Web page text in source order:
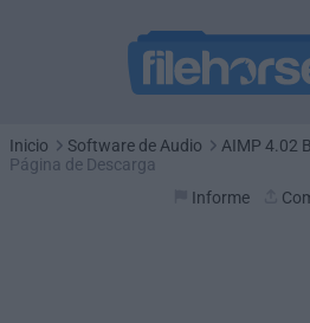
Inicio Software de Audio
AIMP 4.02
Página de Descarga
Informe